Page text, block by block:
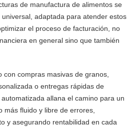
de manufactura de alimentos se
adaptada para atender estos
el proceso de facturación, no
en general sino que también
con compras masivas de granos,
o entregas rápidas de
allana el camino para un
más fluido y libre de errores,
y asegurando rentabilidad en cada